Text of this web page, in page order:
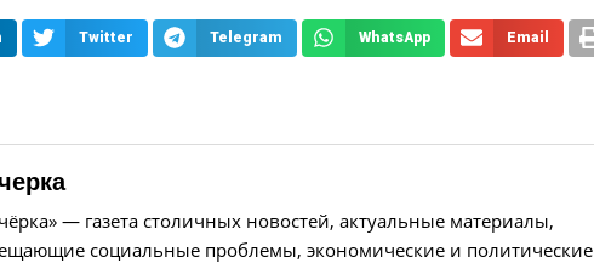
Twitter Telegram WhatsApp Email
— газета столичных новостей, актуальные материалы,
социальные проблемы, экономические и политические